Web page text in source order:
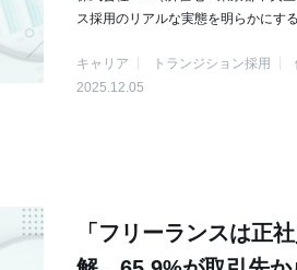
ス採用のリアルな実態を明らかにする
キャリア トランジション採用
2025.12.05
「フリーランスは正